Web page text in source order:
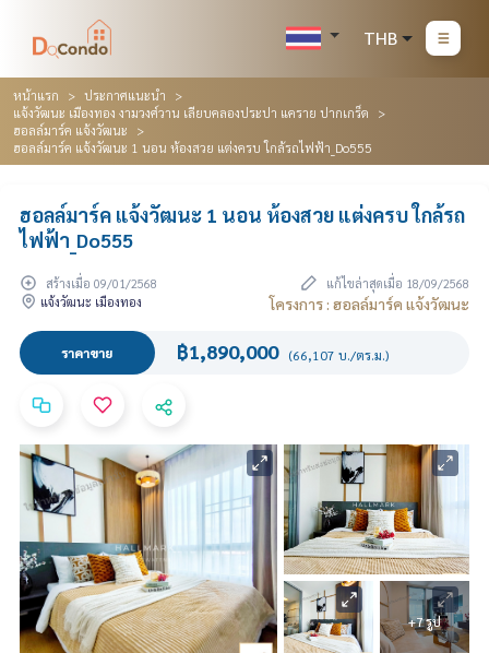
THB
หน้าแรก
ประกาศแนะนำ
แจ้งวัฒนะ เมืองทอง งามวงศ์วาน เลียบคลองประปา แคราย ปากเกร็ด
ฮอลล์มาร์ค แจ้งวัฒนะ
ฮอลล์มาร์ค แจ้งวัฒนะ 1 นอน ห้องสวย แต่งครบ ใกล้รถไฟฟ้า_Do555
ฮอลล์มาร์ค แจ้งวัฒนะ 1 นอน ห้องสวย แต่งครบ ใกล้รถ
ไฟฟ้า_Do555
สร้างเมื่อ 09/01/2568
แก้ไขล่าสุดเมื่อ 18/09/2568
แจ้งวัฒนะ เมืองทอง
โครงการ : ฮอลล์มาร์ค แจ้งวัฒนะ
ราคาขาย ฿1,890,000 (66,107 บ./ตร.ม.)
+7 รูป